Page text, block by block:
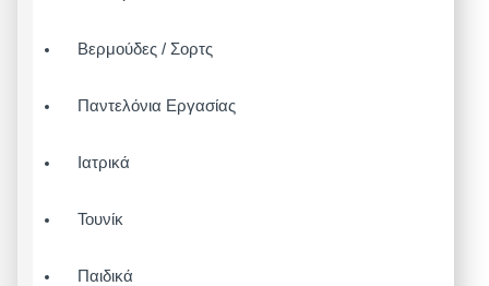
Βερμούδες / Σορτς
Παντελόνια Εργασίας
Ιατρικά
Τουνίκ
Παιδικά